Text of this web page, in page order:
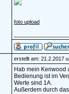
foto upload
erstellt am: 21.2.2017
Hab mein Kenwood
Bedienung ist im
Werte sind 1A.
Außerdem durch